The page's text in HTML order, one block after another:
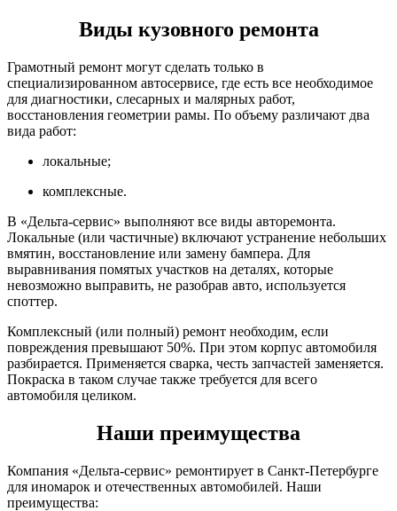
Виды кузовного ремонта
Грамотный ремонт могут сделать только в
специализированном автосервисе, где есть все необходимое
для диагностики, слесарных и малярных работ,
восстановления геометрии рамы. По объему различают два
вида работ:
локальные;
комплексные.
В «Дельта-сервис» выполняют все виды авторемонта.
Локальные (или частичные) включают устранение небольших
вмятин, восстановление или замену бампера. Для
выравнивания помятых участков на деталях, которые
невозможно выправить, не разобрав авто, используется
споттер.
Комплексный (или полный) ремонт необходим, если
повреждения превышают 50%. При этом корпус автомобиля
разбирается. Применяется сварка, честь запчастей заменяется.
Покраска в таком случае также требуется для всего
автомобиля целиком.
Наши преимущества
Компания «Дельта-сервис» ремонтирует в Санкт-Петербурге
для иномарок и отечественных автомобилей. Наши
преимущества: